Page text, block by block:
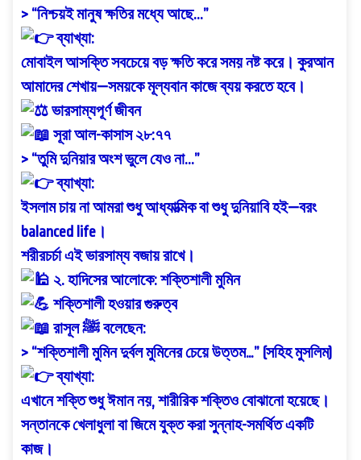
> “নিশ্চয়ই মানুষ ক্ষতির মধ্যে আছে...”
ব্যাখ্যা:
মোবাইল আসক্তি সবচেয়ে বড় ক্ষতি করে সময় নষ্ট করে। কুরআন
আমাদের শেখায়—সময়কে মূল্যবান কাজে ব্যয় করতে হবে।
ভারসাম্যপূর্ণ জীবন
সূরা আল-কাসাস ২৮:৭৭
> “তুমি দুনিয়ার অংশ ভুলে যেও না...”
ব্যাখ্যা:
ইসলাম চায় না আমরা শুধু আধ্যাত্মিক বা শুধু দুনিয়াবি হই—বরং
balanced life।
শরীরচর্চা এই ভারসাম্য বজায় রাখে।
২. হাদিসের আলোকে: শক্তিশালী মুমিন
শক্তিশালী হওয়ার গুরুত্ব
রাসূল ﷺ বলেছেন:
> “শক্তিশালী মুমিন দুর্বল মুমিনের চেয়ে উত্তম…” (সহিহ মুসলিম)
ব্যাখ্যা:
এখানে শক্তি শুধু ঈমান নয়, শারীরিক শক্তিও বোঝানো হয়েছে।
সন্তানকে খেলাধুলা বা জিমে যুক্ত করা সুন্নাহ-সমর্থিত একটি
কাজ।